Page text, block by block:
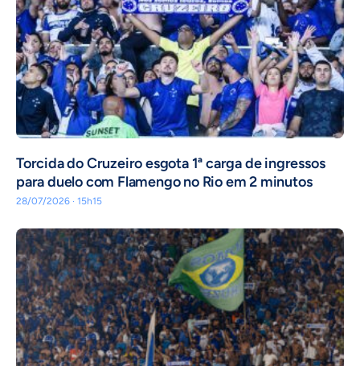
Torcida do Cruzeiro esgota 1ª carga de ingressos
para duelo com Flamengo no Rio em 2 minutos
28/07/2026 · 15h15